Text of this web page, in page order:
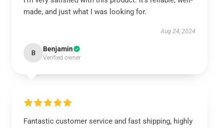
made, and just what I was looking for.
Aug 24, 2024
B Benjamin
Verified owner
Fantastic customer service and fast shipping, highly